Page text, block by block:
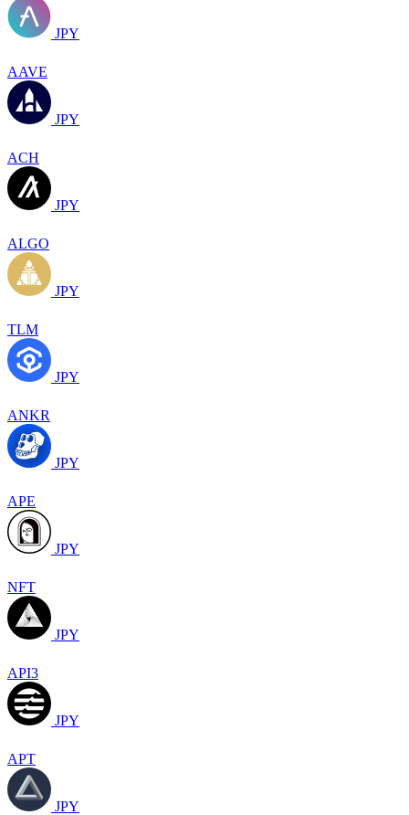
JPY
AAVE
JPY
ACH
JPY
ALGO
JPY
TLM
JPY
ANKR
JPY
APE
JPY
NFT
JPY
API3
JPY
APT
JPY